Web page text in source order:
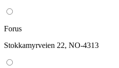
Forus
Stokkamyrveien 22, NO-4313